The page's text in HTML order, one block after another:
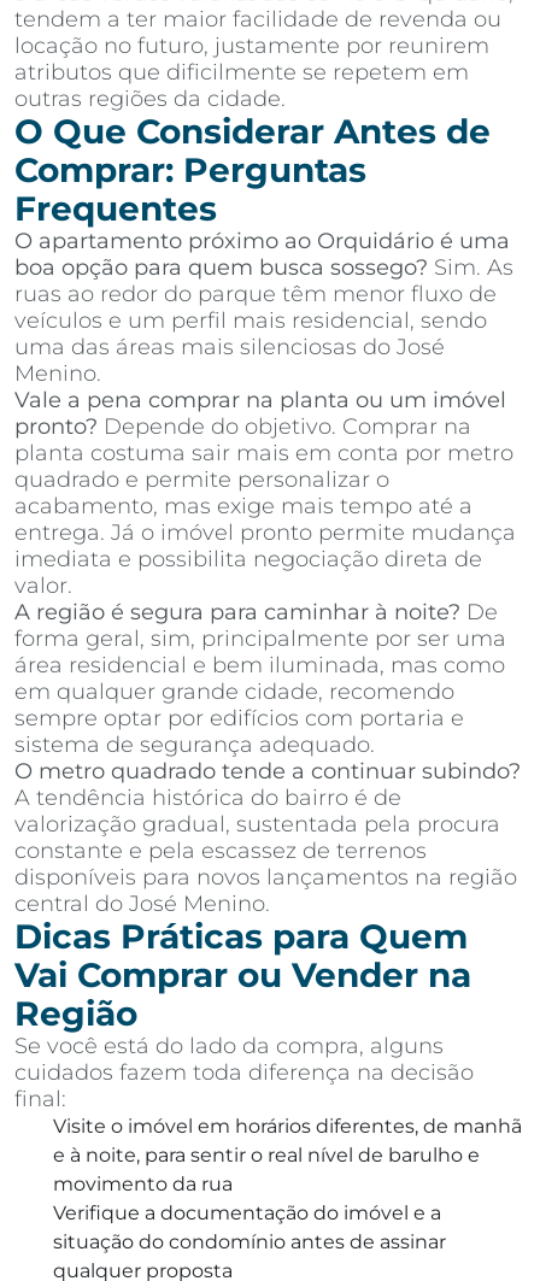
tendem a ter maior facilidade de revenda ou
locação no futuro, justamente por reunirem
atributos que dificilmente se repetem em
outras regiões da cidade.
O Que Considerar Antes de
Comprar: Perguntas
Frequentes
O apartamento próximo ao Orquidário é uma
boa opção para quem busca sossego? Sim. As
ruas ao redor do parque têm menor fluxo de
veículos e um perfil mais residencial, sendo
uma das áreas mais silenciosas do José
Menino.
Vale a pena comprar na planta ou um imóvel
pronto? Depende do objetivo. Comprar na
planta costuma sair mais em conta por metro
quadrado e permite personalizar o
acabamento, mas exige mais tempo até a
entrega. Já o imóvel pronto permite mudança
imediata e possibilita negociação direta de
valor.
A região é segura para caminhar à noite? De
forma geral, sim, principalmente por ser uma
área residencial e bem iluminada, mas como
em qualquer grande cidade, recomendo
sempre optar por edifícios com portaria e
sistema de segurança adequado.
O metro quadrado tende a continuar subindo?
A tendência histórica do bairro é de
valorização gradual, sustentada pela procura
constante e pela escassez de terrenos
disponíveis para novos lançamentos na região
central do José Menino.
Dicas Práticas para Quem
Vai Comprar ou Vender na
Região
Se você está do lado da compra, alguns
cuidados fazem toda diferença na decisão
final:
Visite o imóvel em horários diferentes, de manhã
e à noite, para sentir o real nível de barulho e
movimento da rua
Verifique a documentação do imóvel e a
situação do condomínio antes de assinar
qualquer proposta